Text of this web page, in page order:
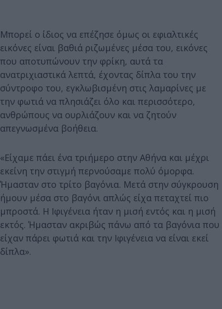
Μπορεί ο ίδιος να επέζησε όμως οι εφιαλτικές
εικόνες είναι βαθιά ριζωμένες μέσα του, εικόνες
που αποτυπώνουν την φρίκη, αυτά τα
ανατριχιαστικά λεπτά, έχοντας δίπλα του την
σύντροφο του, εγκλωβισμένη στις λαμαρίνες με
την φωτιά να πλησιάζει όλο και περισσότερο,
ανθρώπους να ουρλιάζουν και να ζητούν
απεγνωσμένα βοήθεια.
«Είχαμε πάει ένα τριήμερο στην Αθήνα και μέχρι
εκείνη την στιγμή περνούσαμε πολύ όμορφα.
Ήμασταν στο τρίτο βαγόνια. Μετά στην σύγκρουση
ήμουν μέσα στο βαγόνι απλώς είχα πεταχτεί πιο
μπροστά. Η Ιφιγένεια ήταν η μισή εντός και η μισή
εκτός. Ήμασταν ακριβώς πάνω από τα βαγόνια που
είχαν πάρει φωτιά και την Ιφιγένεια να είναι εκεί
δίπλα».